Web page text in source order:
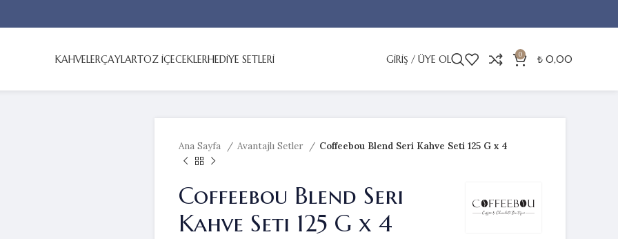
KAHVELERÇAYLARTOZ İÇECEKLERHEDİYE SETLERİ GIRIŞ / ÜYE OL 0 ₺ 0,00
Ana Sayfa Avantajlı Setler Coffeebou Blend Seri Kahve Seti 125 G x 4
Coffeebou Blend Seri
Kahve Seti 125 G x 4